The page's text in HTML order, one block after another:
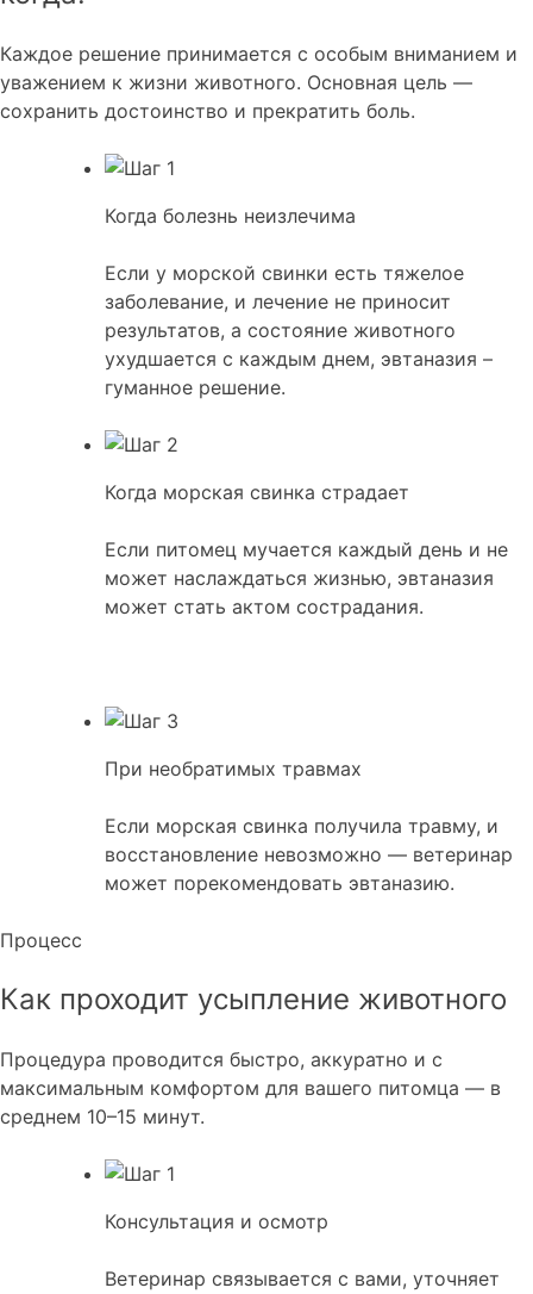
Каждое решение принимается с особым вниманием и
уважением к жизни животного. Основная цель —
сохранить достоинство и прекратить боль.
Когда болезнь неизлечима
Если у морской свинки есть тяжелое
заболевание, и лечение не приносит
результатов, а состояние животного
ухудшается с каждым днем, эвтаназия –
гуманное решение.
Когда морская свинка страдает
Если питомец мучается каждый день и не
может наслаждаться жизнью, эвтаназия
может стать актом сострадания.
При необратимых травмах
Если морская свинка получила травму, и
восстановление невозможно — ветеринар
может порекомендовать эвтаназию.
Процесс
Как проходит усыпление животного
Процедура проводится быстро, аккуратно и с
максимальным комфортом для вашего питомца — в
среднем 10–15 минут.
Консультация и осмотр
Ветеринар связывается с вами, уточняет